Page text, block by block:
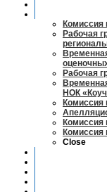
Комиссия
Рабочая
Рабочая
НОК
Комиссия
Комиссия
Close